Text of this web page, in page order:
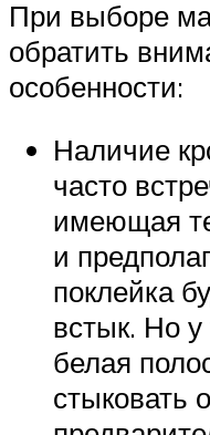
При выборе
обратить
особенности:
Наличие
часто
имеющая
и
поклейка
встык. Но у
белая
стыковать